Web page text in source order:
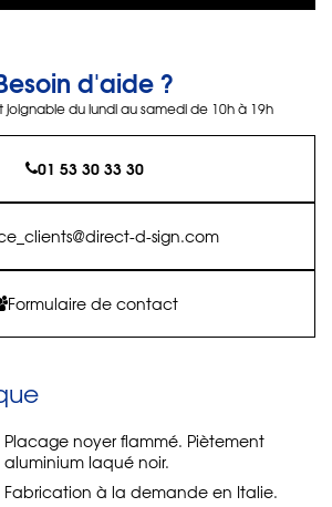
d'aide ?
du lundi au samedi de 10h à 19h
01 53 30 33 30
d-sign.com
Formulaire de contact
Placage noyer flammé. Piètement
aluminium laqué noir.
Fabrication à la demande en Italie.